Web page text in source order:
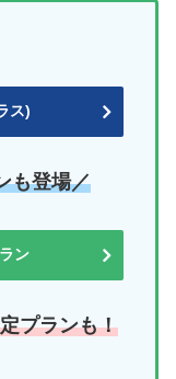
ス)
も登場／
ン
プランも！